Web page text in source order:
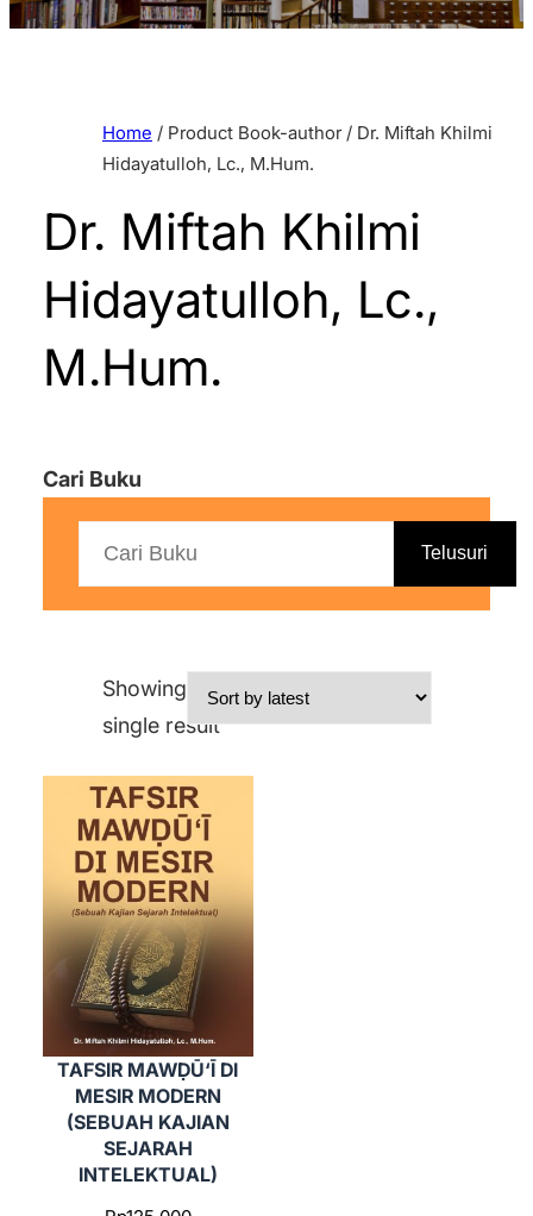
Home / Product Book-author / Dr. Miftah Khilmi
Hidayatulloh, Lc., M.Hum.
Dr. Miftah Khilmi
Hidayatulloh, Lc.,
M.Hum.
Cari Buku
Telusuri
Showing the
single result
TAFSIR MAWḌŪ‘Ī DI
MESIR MODERN
(SEBUAH KAJIAN
SEJARAH
INTELEKTUAL)